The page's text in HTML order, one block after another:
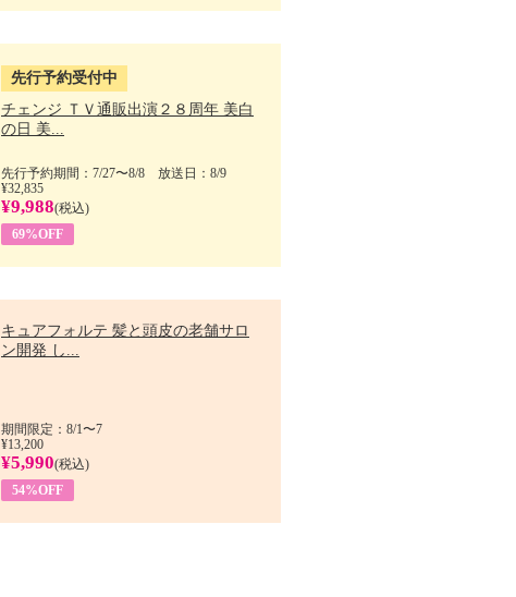
先行予約受付中
チェンジ ＴＶ通販出演２８周年 美白
の日 美...
先行予約期間：7/27〜8/8 放送日：8/9
¥32,835
¥9,988(税込)
69%OFF
キュアフォルテ 髪と頭皮の老舗サロ
ン開発 し...
期間限定：8/1〜7
¥13,200
¥5,990(税込)
54%OFF